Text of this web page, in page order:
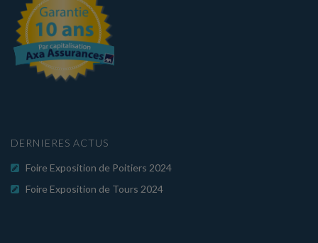
DERNIERES ACTUS
Foire Exposition de Poitiers 2024
Foire Exposition de Tours 2024